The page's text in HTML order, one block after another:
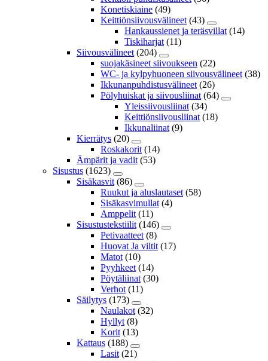
Konetiskiaine (49)
Keittiönsiivousvälineet (43)
Hankaussienet ja teräsvillat (14)
Tiskiharjat (11)
Siivousvälineet (204)
suojakäsineet siivoukseen (22)
WC- ja kylpyhuoneen siivousvälineet (38)
Ikkunanpuhdistusvälineet (26)
Pölyhuiskat ja siivousliinat (64)
Yleissiivousliinat (34)
Keittiönsiivousliinat (18)
Ikkunaliinat (9)
Kierrätys (20)
Roskakorit (14)
Ämpärit ja vadit (53)
Sisustus (1623)
Sisäkasvit (86)
Ruukut ja aluslautaset (58)
Sisäkasvimullat (4)
Amppelit (11)
Sisustustekstiilit (146)
Petivaatteet (8)
Huovat Ja viltit (17)
Matot (10)
Pyyhkeet (14)
Pöytäliinat (30)
Verhot (11)
Säilytys (173)
Naulakot (32)
Hyllyt (8)
Korit (13)
Kattaus (188)
Lasit (21)